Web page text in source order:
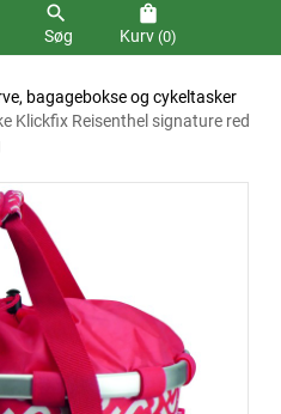
search
Søg
shopping_bag
Kurv (0)
bagagebokse og cykeltasker
Klickfix Reisenthel signature red